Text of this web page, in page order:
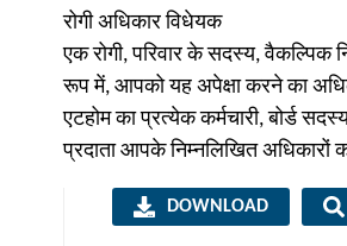
रोगी अधिकार विधेयक
एक रोगी, परिवार के सदस्य, वैकल्पिक
रूप में, आपको यह अपेक्षा करने का
एटहोम का प्रत्येक कर्मचारी, बोर्ड
प्रदाता आपके निम्नलिखित अधिकारों
DOWNLOAD